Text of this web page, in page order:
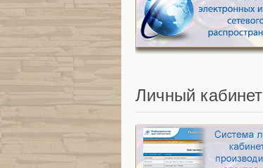
Личный кабинет